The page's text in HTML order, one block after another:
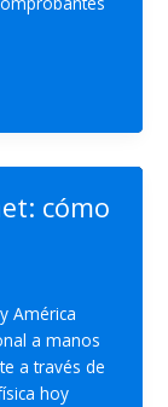
cómo
América
a manos
a través de
hoy